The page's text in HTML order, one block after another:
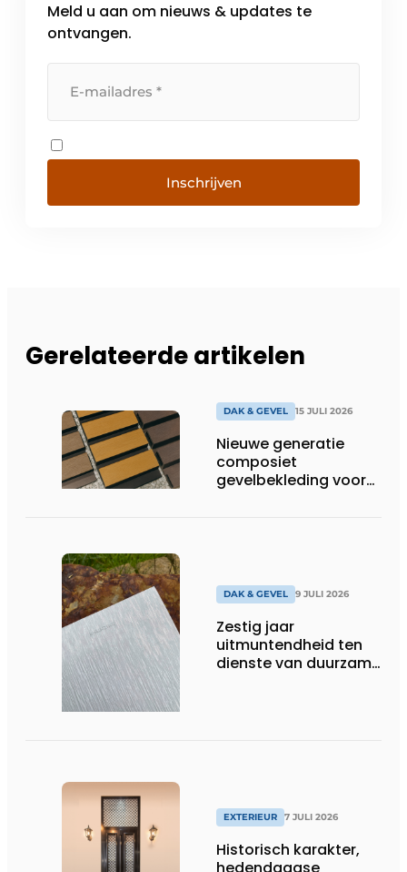
Meld u aan om nieuws & updates te
ontvangen.
Inschrijven
Gerelateerde artikelen
DAK & GEVEL 15 JULI 2026
Nieuwe generatie
composiet
gevelbekleding voor
DAK & GEVEL 9 JULI 2026
Zestig jaar
uitmuntendheid ten
dienste van duurzame
EXTERIEUR 7 JULI 2026
Historisch karakter,
hedendaagse